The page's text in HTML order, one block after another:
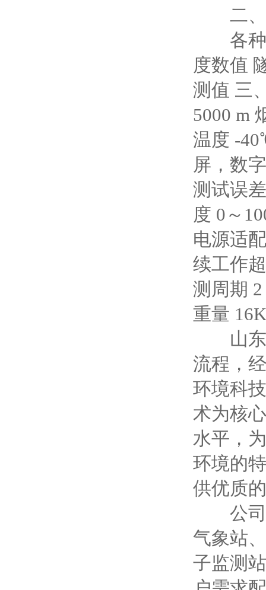
二、
各种
度数值
测值 三
5000 m
温度 -
屏，数
测试误
度 0～
电源适
续工作
测周期
重量
山东
流程，
环境科
术为核
水平，
环境的
供优质
公司
气象站
子监测